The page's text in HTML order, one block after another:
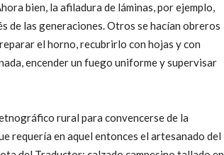
bien, la afiladura de láminas, por ejemplo,
de las generaciones. Otros se hacían obreros
el horno, recubrirlo con hojas y con
encender un fuego uniforme y supervisar
rural para convencerse de la
requería en aquel entonces el artesanado del